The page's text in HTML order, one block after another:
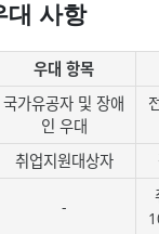
대 사항
우대 항목
국가유공자 및 장애
인 우대
취업지원대상자
-